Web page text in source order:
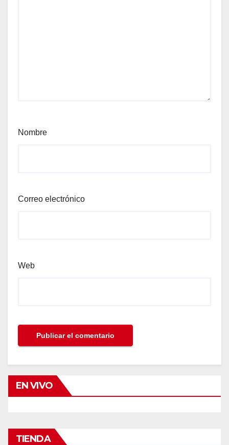
Nombre
Correo electrónico
Web
EN VIVO
TIENDA